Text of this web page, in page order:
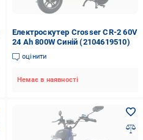
Електроскутер Crosser CR-2 60V
24 Ah 800W Синій (2104619510)
оцінити
Немає в наявності